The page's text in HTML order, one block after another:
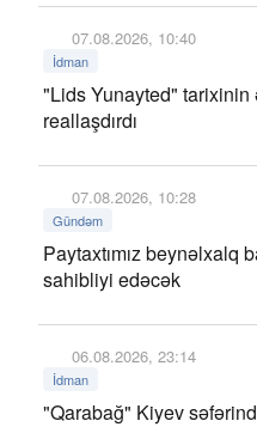
07.08.2026, 10:40
İdman
"Lids Yunayted" tarixinin
reallaşdırdı
07.08.2026, 10:28
Gündəm
Paytaxtımız beynəlxalq
sahibliyi edəcək
06.08.2026, 23:14
İdman
"Qarabağ" Kiyev